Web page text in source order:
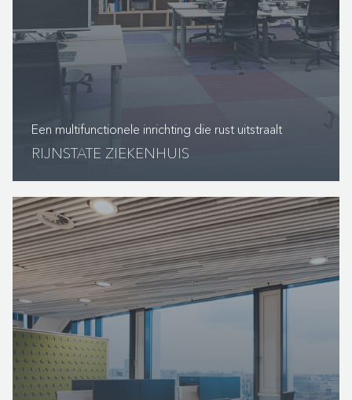
Een multifunctionele inrichting die rust uitstraalt
RIJNSTATE ZIEKENHUIS